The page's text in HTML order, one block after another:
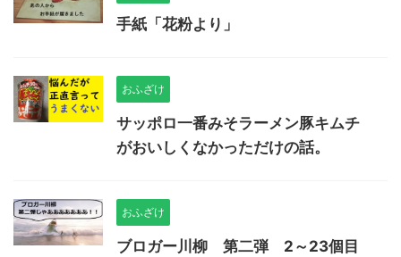
手紙「花粉より」
おふざけ
サッポロ一番みそラーメン豚キムチ
がおいしくなかっただけの話。
おふざけ
ブロガー川柳 第二弾 2～23個目